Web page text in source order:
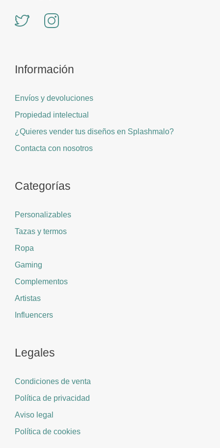
Información
Envíos y devoluciones
Propiedad intelectual
¿Quieres vender tus diseños en Splashmalo?
Contacta con nosotros
Categorías
Personalizables
Tazas y termos
Ropa
Gaming
Complementos
Artistas
Influencers
Legales
Condiciones de venta
Política de privacidad
Aviso legal
Política de cookies